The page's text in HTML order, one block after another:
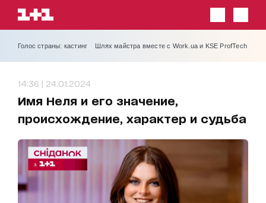
Голос страны: кастинг Шлях майстра вместе с Work.ua и KSE ProfTech
14:36 | 24.01.2024
Имя Неля и его значение,
происхождение, характер и судьба